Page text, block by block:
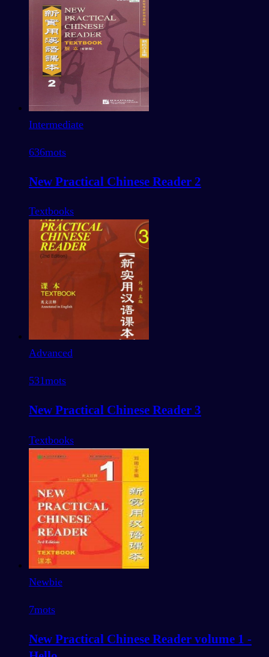
Intermediate
636mots
New Practical Chinese Reader 2
Textbooks
Advanced
531mots
New Practical Chinese Reader 3
Textbooks
Newbie
7mots
New Practical Chinese Reader volume 1 -